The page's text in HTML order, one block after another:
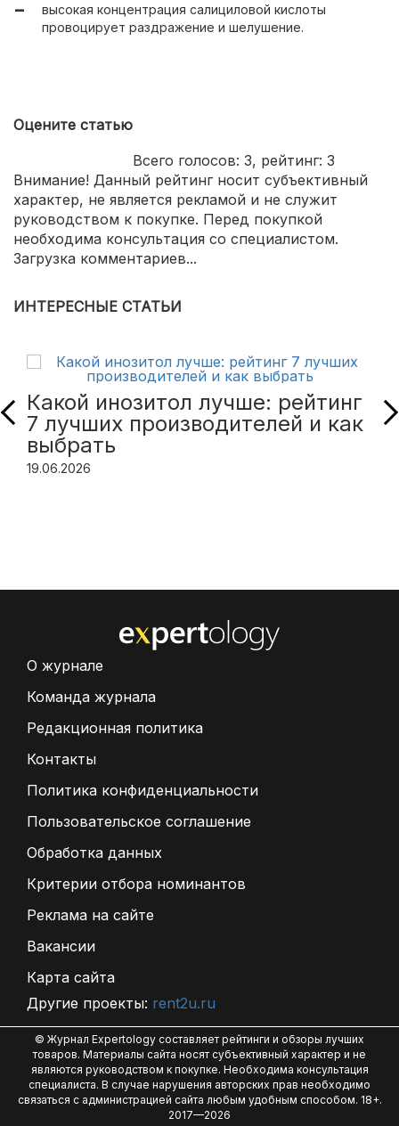
высокая концентрация салициловой кислоты
провоцирует раздражение и шелушение.
Оцените статью
Всего голосов: 3, рейтинг: 3
Внимание! Данный рейтинг носит субъективный
характер, не является рекламой и не служит
руководством к покупке. Перед покупкой
необходима консультация со специалистом.
Загрузка комментариев...
ИНТЕРЕСНЫЕ СТАТЬИ
Какой инозитол лучше: рейтинг
7 лучших производителей и как
выбрать
19.06.2026
О журнале
Команда журнала
Редакционная политика
Контакты
Политика конфиденциальности
Пользовательское соглашение
Обработка данных
Критерии отбора номинантов
Реклама на сайте
Вакансии
Карта сайта
Другие проекты: rent2u.ru
© Журнал Expertology составляет рейтинги и обзоры лучших
товаров. Материалы сайта носят субъективный характер и не
являются руководством к покупке. Необходима консультация
специалиста. В случае нарушения авторских прав необходимо
связаться с администрацией сайта любым удобным способом. 18+.
2017—2026